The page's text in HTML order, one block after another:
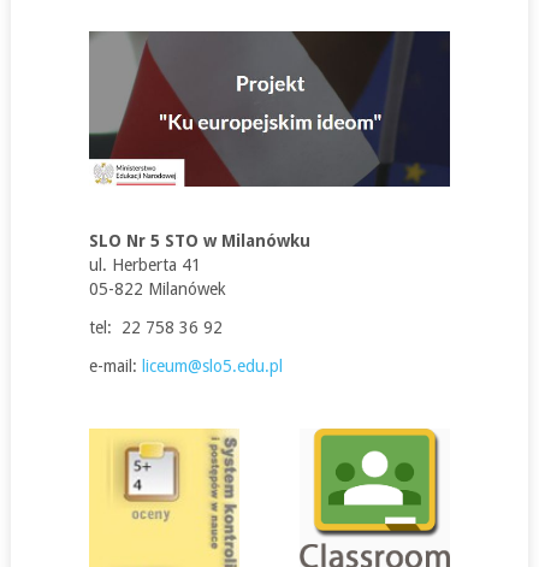
SLO Nr 5 STO w Milanówku
ul. Herberta 41
05-822 Milanówek
tel: 22 758 36 92
e-mail: liceum@slo5.edu.pl